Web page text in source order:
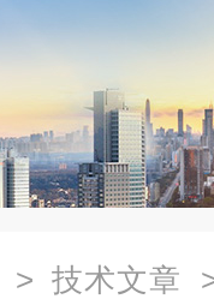
> 技术文章